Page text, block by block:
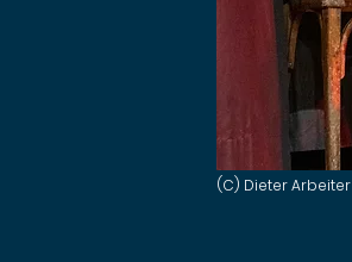
(C) Dieter Arbeiter